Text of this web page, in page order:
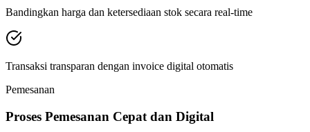
Bandingkan harga dan ketersediaan stok secara real-time
Transaksi transparan dengan invoice digital otomatis
Pemesanan
Proses Pemesanan Cepat dan Digital